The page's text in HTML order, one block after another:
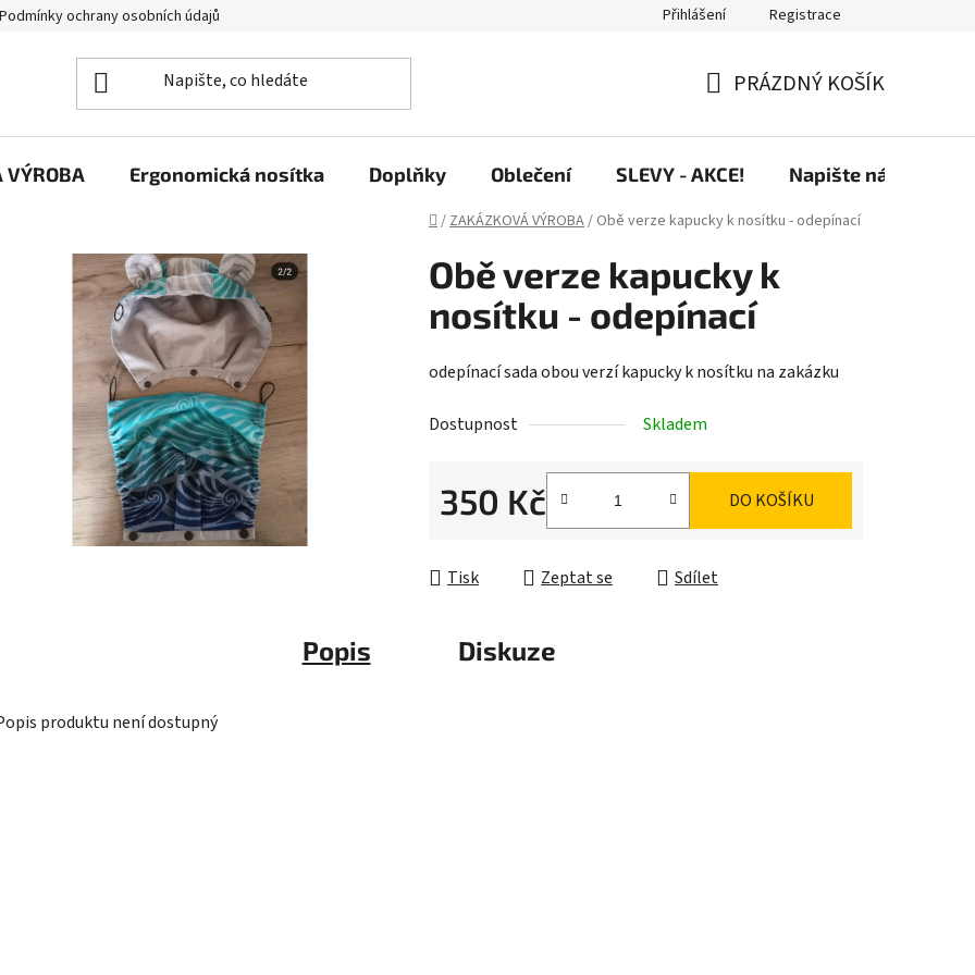
Podmínky ochrany osobních údajů Přihlášení Registrace
KOŠÍK
PRÁZDNÝ KOŠÍK
VÝROBA Ergonomická nosítka Doplňky Oblečení SLEVY - AKCE! Napište nám
Domů
/ZAKÁZKOVÁ VÝROBA/ Obě verze kapucky k nosítku - odepínací
Obě verze kapucky k
nosítku - odepínací
odepínací sada obou verzí kapucky k nosítku na zakázku
Dostupnost Skladem
350 Kč DO KOŠÍKU
Tisk Zeptat se Sdílet
Popis Diskuze
produktu není dostupný